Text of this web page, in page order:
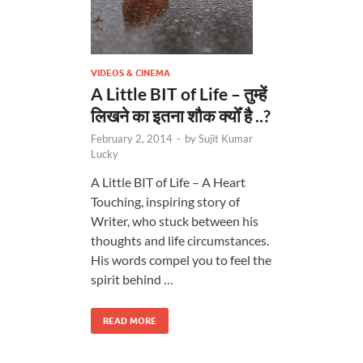
VIDEOS & CINEMA
A Little BIT of Life – तुम्हें
लिखने का इतना शौक क्योँ है ..?
February 2, 2014 - bySujit Kumar
Lucky
A Little BIT of Life – A Heart
Touching, inspiring story of
Writer, who stuck between his
thoughts and life circumstances.
His words compel you to feel the
spirit behind …
READ MORE